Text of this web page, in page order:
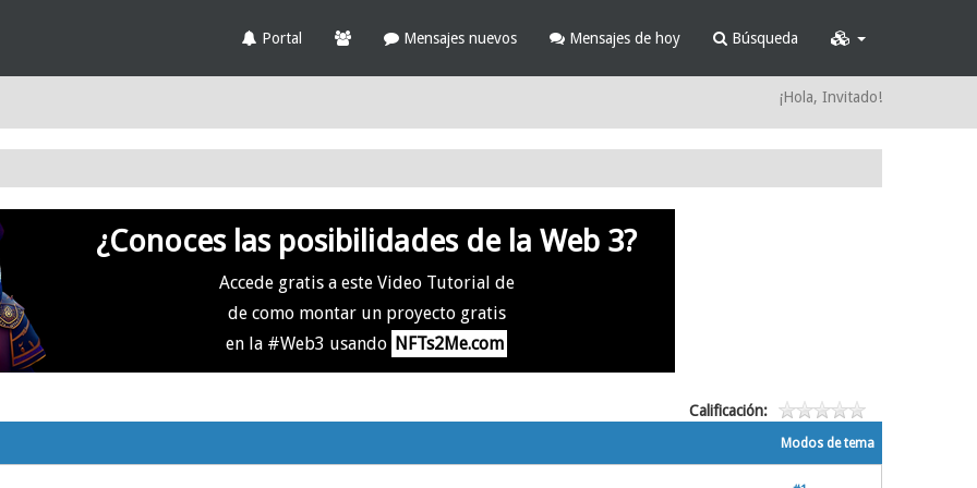
Portal Mensajes nuevos Mensajes de hoy Búsqueda
¡Hola, Invitado!
¿Conoces las posibilidades de la Web 3?
Accede gratis a este Video Tutorial de
de como montar un proyecto gratis
en la #Web3 usando NFTs2Me.com
Calificación:
Modos de tema